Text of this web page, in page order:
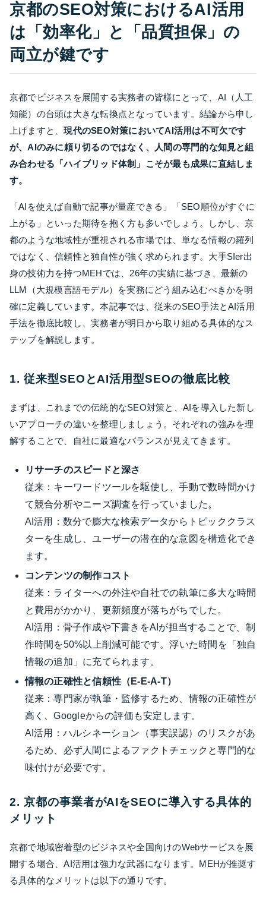
京都のSEO対策におけるAI活用
は「効率化」と「品質担保」の
両立が鍵です
京都でビジネスを展開する実務者の皆様にとって、AI（人工
知能）の台頭は大きな転換点となっています。結論から申し
上げますと、現代のSEO対策においてAI活用は不可欠です
が、AIのみに頼り切るのではなく、人間の専門的な知見と組
み合わせる「ハイブリッド体制」こそが最も成果に直結しま
す。
「AIを使えば自動で記事が量産できる」「SEO順位がすぐに
上がる」といった期待を抱く方も多いでしょう。しかし、京
都のような地域性が重視される市場では、単なる情報の羅列
ではなく、信頼性と独自性が強く求められます。大手SIer出
身の技術力を持つMEHでは、26年の実績に基づき、最新の
LLM（大規模言語モデル）を実務にどう組み込むべきかを明
確に定義しています。本記事では、従来のSEO手法とAI活用
手法を徹底比較し、実務者が明日から取り組める具体的なス
テップを解説します。
1. 従来型SEOとAI活用型SEOの徹底比較
まずは、これまでの伝統的なSEO対策と、AIを導入した新し
いアプローチの違いを整理しましょう。それぞれの強みを理
解することで、自社に最適なバランスが見えてきます。
リサーチのスピードと深さ
従来：キーワードツールを駆使し、手動で数時間かけ
て競合分析やニーズ調査を行っていました。
AI活用：数分で膨大な検索データからトピッククラス
ターを生成し、ユーザーの潜在的な意図を構造化でき
ます。
コンテンツの制作コスト
従来：ライターへの外注や自社での執筆に多大な時間
と費用がかかり、更新頻度が落ちがちでした。
AI活用：骨子作成や下書きをAIが担当することで、制
作時間を50%以上削減可能です。浮いた時間を「独自
情報の追加」に充てられます。
情報の正確性と信頼性（E-E-A-T）
従来：専門家が執筆・監修するため、情報の正確性が
高く、Googleからの評価も安定します。
AI活用：ハルシネーション（事実誤認）のリスクがあ
るため、必ず人間によるファクトチェックと専門的な
味付けが必要です。
2. 京都の事業者がAIをSEOに導入する具体的
メリット
京都で地域密着型のビジネスや全国向けのWebサービスを展
開する場合、AI活用は強力な武器になります。MEHが推奨す
る具体的なメリットは以下の通りです。